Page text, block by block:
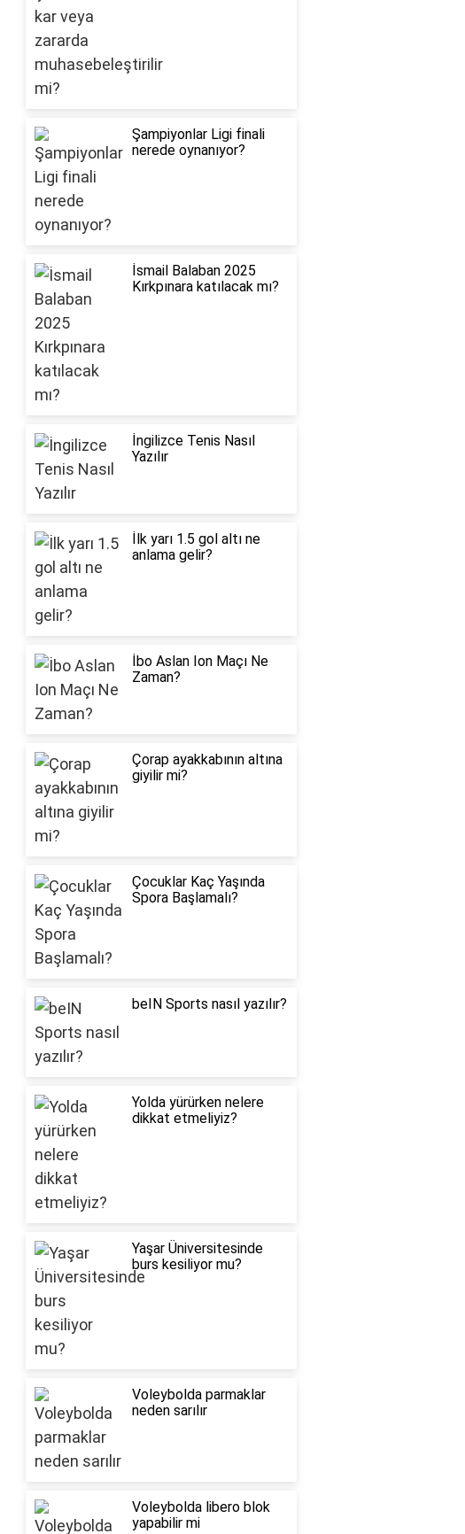
Şampiyonlar Ligi finali
nerede oynanıyor?
İsmail Balaban 2025
Kırkpınara katılacak mı?
İngilizce Tenis Nasıl
Yazılır
İlk yarı 1.5 gol altı ne
anlama gelir?
İbo Aslan Ion Maçı Ne
Zaman?
Çorap ayakkabının altına
giyilir mi?
Çocuklar Kaç Yaşında
Spora Başlamalı?
beIN Sports nasıl yazılır?
Yolda yürürken nelere
dikkat etmeliyiz?
Yaşar Üniversitesinde
burs kesiliyor mu?
Voleybolda parmaklar
neden sarılır
Voleybolda libero blok
yapabilir mi